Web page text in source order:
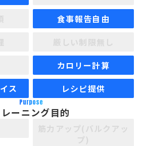
食事報告自由
カロリー計算
ス
レシピ提供
Purpose
レーニング目的